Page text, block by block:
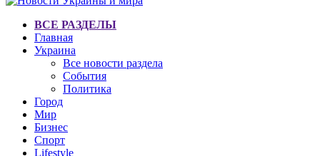
ВСЕ РАЗДЕЛЫ
Главная
Украина
Все новости раздела
События
Политика
Город
Мир
Бизнес
Спорт
Lifestyle